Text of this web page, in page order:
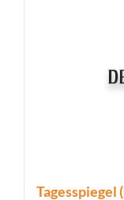
Tagesspiegel